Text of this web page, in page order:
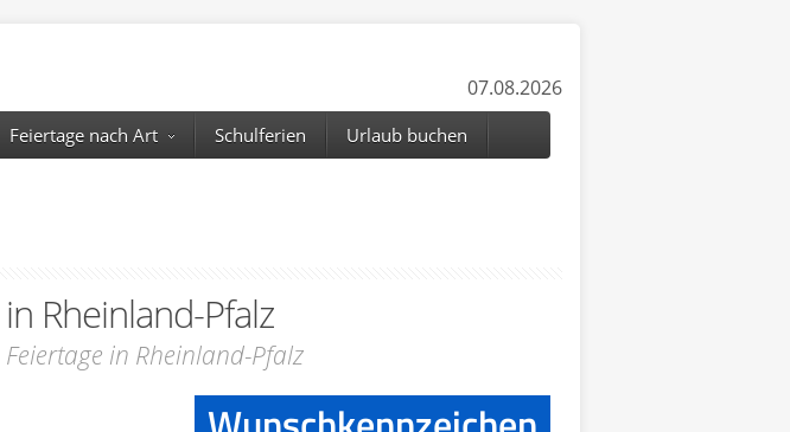
07.08.2026
Feiertage nach Art Schulferien Urlaub buchen
in Rheinland-Pfalz
Feiertage in Rheinland-Pfalz